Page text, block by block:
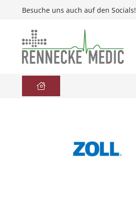
Besuche uns auch auf den Socials!